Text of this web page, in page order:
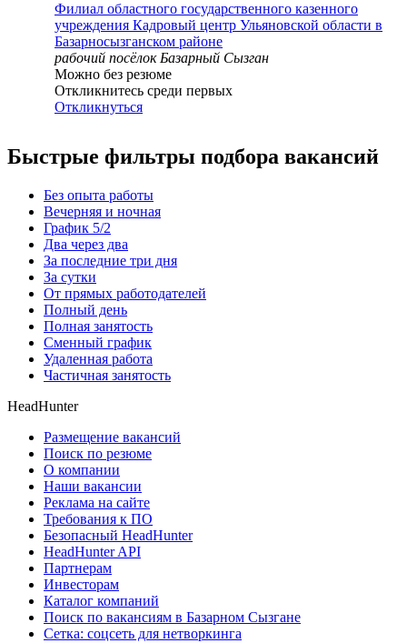
Филиал областного государственного казенного
учреждения Кадровый центр Ульяновской области в
Базарносызганском районе
рабочий посёлок Базарный Сызган
Можно без резюме
Откликнитесь среди первых
Откликнуться
Быстрые фильтры подбора вакансий
Без опыта работы
Вечерняя и ночная
График 5/2
Два через два
За последние три дня
За сутки
От прямых работодателей
Полный день
Полная занятость
Сменный график
Удаленная работа
Частичная занятость
HeadHunter
Размещение вакансий
Поиск по резюме
О компании
Наши вакансии
Реклама на сайте
Требования к ПО
Безопасный HeadHunter
HeadHunter API
Партнерам
Инвесторам
Каталог компаний
Поиск по вакансиям в Базарном Сызгане
Сетка: соцсеть для нетворкинга